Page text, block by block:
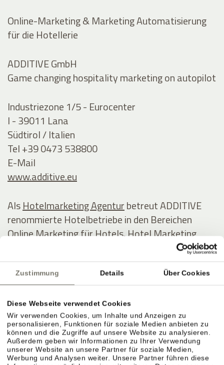
Zustimmung Details Über Cookies
Diese Webseite verwendet Cookies
Wir verwenden Cookies, um Inhalte und Anzeigen zu
personalisieren, Funktionen für soziale Medien anbieten zu
können und die Zugriffe auf unsere Website zu analysieren.
Außerdem geben wir Informationen zu Ihrer Verwendung
unserer Website an unsere Partner für soziale Medien,
Werbung und Analysen weiter. Unsere Partner führen diese
Online-Marketing & Marketing Automatisierung
für die Hotellerie
ADDITIVE GmbH
Game changing hospitality marketing on autopilot
Industriezone 1/5 - Eurocenter
I - 39011 Lana
Südtirol / Italien
Tel +39 0473 538800
E-Mail
www.additive.eu
AlsHotelmarketing Agenturbetreut ADDITIVE
renommierte Hotelbetriebe in den Bereichen
Online Marketing für Hotels, Hotel Marketing
Marketing Softwarespeziell
für die Hotellerie.
Bei ADDITIVE stehen transparent messbare
Ergebnisse, Online-Marketing-Know-how in der
Hotellerie und innovative Softwarelösungen im
Fokus, insbesondere in den BereichenHotel
Marketing Automationmit ADDITIVE+
MARKETING AUTOMATION,